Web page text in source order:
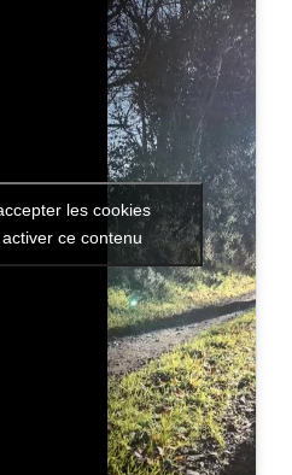
les cookies
ce contenu